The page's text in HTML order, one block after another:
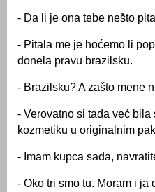
- Da li je ona tebe nešto
- Pitala me je hoćemo li
donela pravu brazilsku.
- Brazilsku? A zašto mene
- Verovatno si tada već
kozmetiku u originalnim
- Imam kupca sada,
- Oko tri smo tu. Moram i